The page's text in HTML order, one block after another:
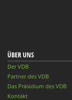
ÜBER UNS
Der VDB
Partner des VDB
Das Präsidium des VDB
Kontakt